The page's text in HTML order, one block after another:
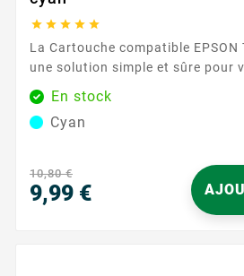
    
La Cartouche compatible EPSON T7012 XXL cyan est
une solution simple et sûre pour
d’impression couleur. Conçue
les imprimantes acceptant les
T701 , elle s’installe en quelques
imprimiez des rapports, des
supports marketing,...
En stock
Cyan
10,80 €
9,99 €